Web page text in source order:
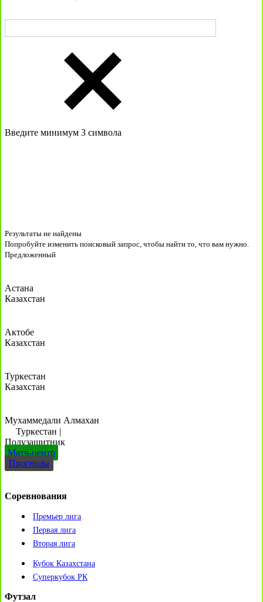
Введите минимум 3 символа
Результаты не найдены
Попробуйте изменить поисковый запрос, чтобы найти то, что вам нужно.
Предложенный
Астана
Казахстан
Актобе
Казахстан
Туркестан
Казахстан
Мухаммедали Алмахан
Туркестан |
Полузащитник
Матч-центр
Прогнозы
Соревнования
Премьер лига
Первая лига
Вторая лига
Кубок Казахстана
Суперкубок РК
Футзал